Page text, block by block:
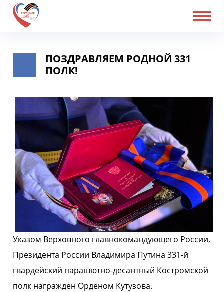
ПОЗДРАВЛЯЕМ РОДНОЙ 331
ПОЛК!
Указом Верховного главнокомандующего России,
Президента России Владимира Путина 331-й
гвардейский парашютно-десантный Костромской
полк награжден Орденом Кутузова.